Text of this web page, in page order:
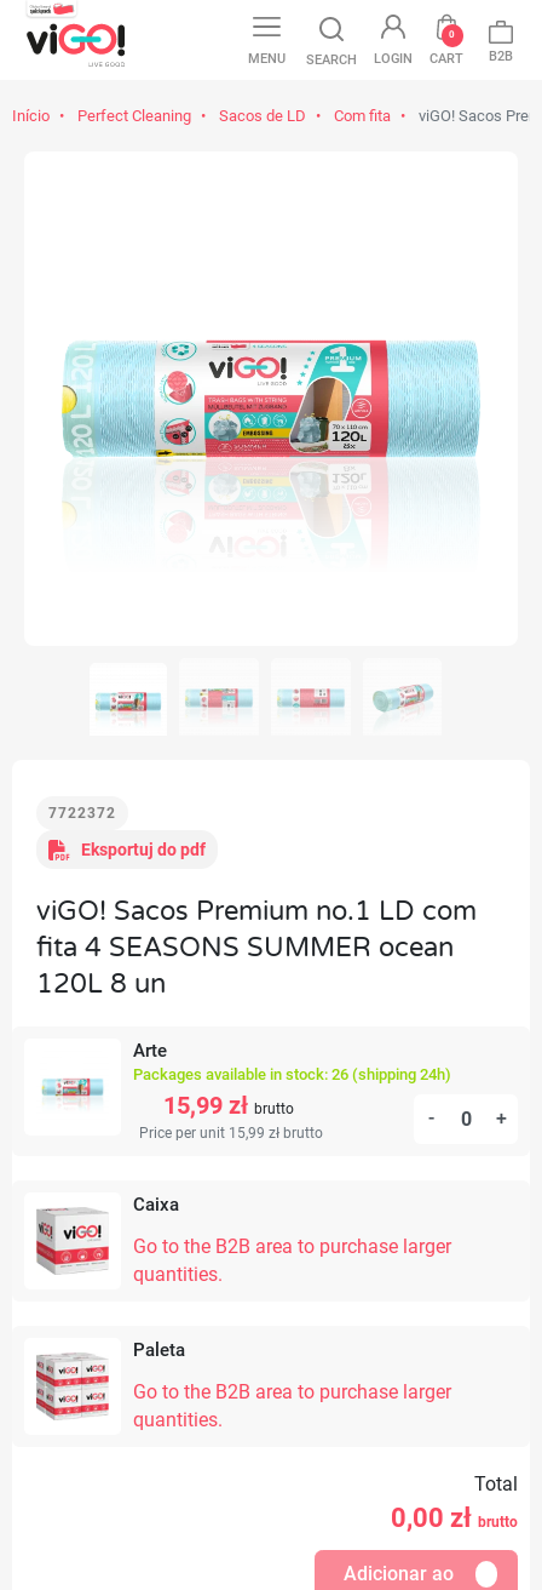
MENU SEARCH LOGIN CART
0
B2B
Início Perfect Cleaning Sacos de LD Com fita viGO! Sacos
7722372
Eksportuj do pdf
viGO! Sacos Premium no.1 LD com
fita 4 SEASONS SUMMER ocean
120L 8 un
Arte
Packages available in stock: 26 (shipping 24h)
15,99 zł brutto
Price per unit 15,99 zł brutto
- +
Caixa
Go to the B2B area to purchase larger
quantities.
Paleta
Go to the B2B area to purchase larger
quantities.
Total
0,00 zł brutto
Adicionar ao